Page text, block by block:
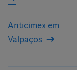
Anticimex em
Valpaços